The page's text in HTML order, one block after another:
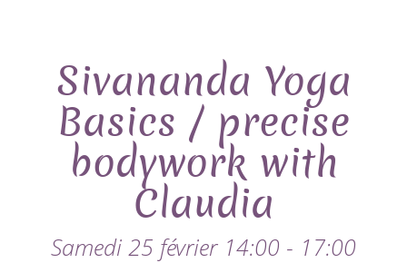
Sivananda Yoga
Basics / precise
bodywork with
Claudia
Samedi 25 février 14:00 - 17:00